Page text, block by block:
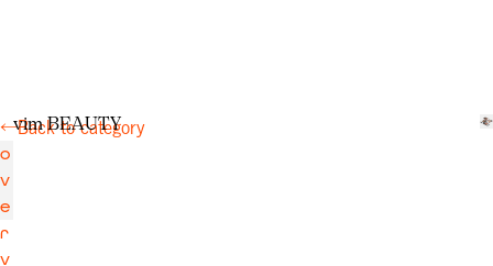
←Back to category
vim BEAUTY
o
v
e
r
v